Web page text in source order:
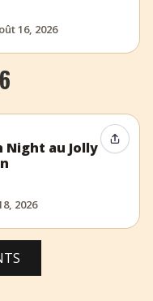
16, 2026
Night au Jolly
2026